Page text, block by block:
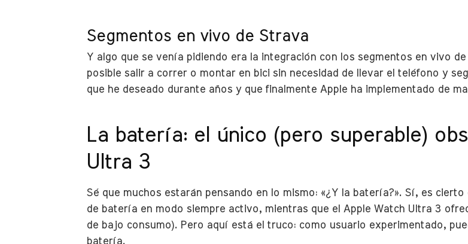
Segmentos en vivo de Strava
Y algo que se venía pidiendo era la integración con los segmentos en vivo
posible salir a correr o montar en bici sin necesidad de llevar el teléfono y
que he deseado durante años y que finalmente Apple ha implementado de
La batería: el único (pero superable)
Ultra 3
Sé que muchos estarán pensando en lo mismo: «¿Y la batería?». Sí, es
de batería en modo siempre activo, mientras que el Apple Watch Ultra 3
de bajo consumo). Pero aquí está el truco: como usuario experimentado,
batería.